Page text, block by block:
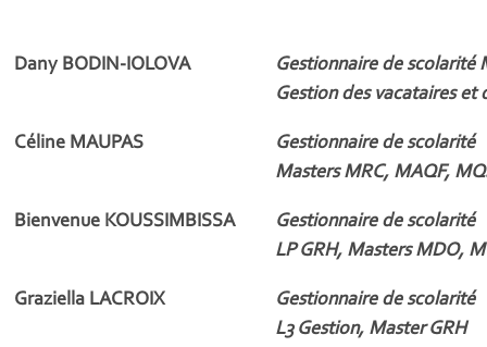
Dany BODIN-IOLOVA
Gestionnaire de scolarité
Gestion des vacataires et
Céline MAUPAS
Gestionnaire de scolarité
Masters MRC, MAQF,
Bienvenue KOUSSIMBISSA
Gestionnaire de scolarité
LP GRH, Masters MDO,
Graziella LACROIX
Gestionnaire de scolarité
L3 Gestion, Master GRH